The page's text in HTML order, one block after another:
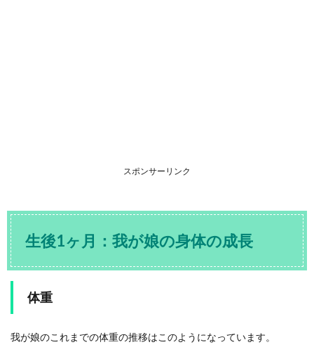
スポンサーリンク
生後1ヶ月：我が娘の身体の成長
体重
我が娘のこれまでの体重の推移はこのようになっています。